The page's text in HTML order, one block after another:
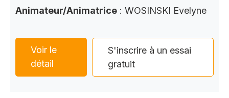
Animateur/Animatrice : WOSINSKI Evelyne
Voir le
détail
S'inscrire à un essai
gratuit